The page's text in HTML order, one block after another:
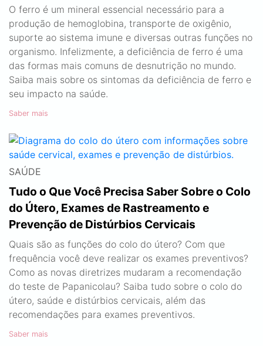
O ferro é um mineral essencial necessário para a
produção de hemoglobina, transporte de oxigênio,
suporte ao sistema imune e diversas outras funções no
organismo. Infelizmente, a deficiência de ferro é uma
das formas mais comuns de desnutrição no mundo.
Saiba mais sobre os sintomas da deficiência de ferro e
seu impacto na saúde.
Saber mais
SAÚDE
Tudo o Que Você Precisa Saber Sobre o Colo
do Útero, Exames de Rastreamento e
Prevenção de Distúrbios Cervicais
Quais são as funções do colo do útero? Com que
frequência você deve realizar os exames preventivos?
Como as novas diretrizes mudaram a recomendação
do teste de Papanicolau? Saiba tudo sobre o colo do
útero, saúde e distúrbios cervicais, além das
recomendações para exames preventivos.
Saber mais